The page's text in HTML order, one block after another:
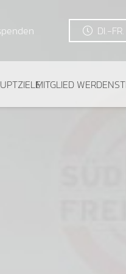
MITGLIED WERDEN